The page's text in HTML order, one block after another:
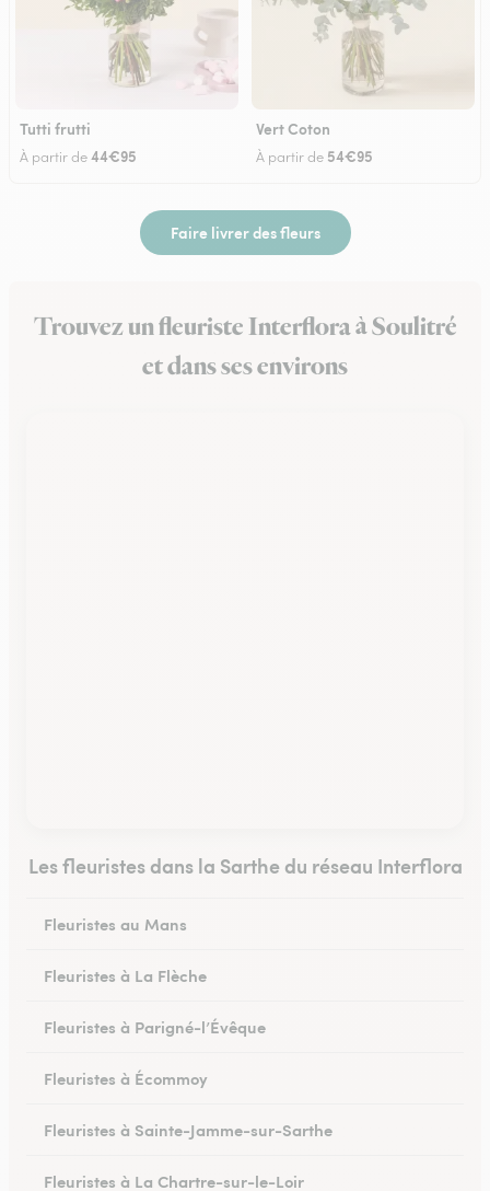
Tutti frutti
À partir de44€95
Vert Coton
À partir de 54€95
Faire livrer des fleurs
Trouvez un fleuriste Interflora à Soulitré
et dans ses environs
Les fleuristes dans la Sarthe du réseau Interflora
Fleuristes au Mans
Fleuristes à La Flèche
Fleuristes à Parigné-l’Évêque
Fleuristes à Écommoy
Fleuristes à Sainte-Jamme-sur-Sarthe
Fleuristes à La Chartre-sur-le-Loir